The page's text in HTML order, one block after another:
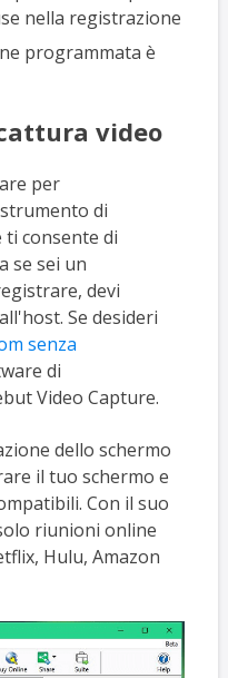
nella registrazione
programmata è
video
per
di
consente di
se sei un
devi
Se desideri
senza
di
Video Capture.
dello schermo
il tuo schermo e
Con il suo
riunioni online
Hulu, Amazon